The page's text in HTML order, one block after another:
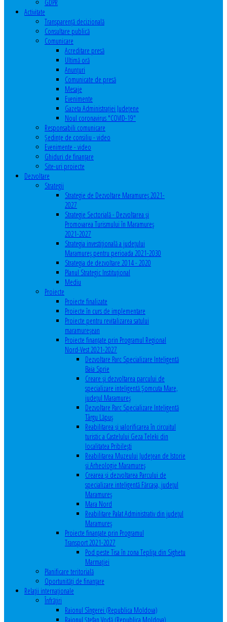
GDPR
Activitate
Transparenţă decizională
Consultare publică
Comunicare
Acreditare presă
Ultimă oră
Anunţuri
Comunicate de presă
Mesaje
Evenimente
Gazeta Administraţiei Judeţene
Noul coronavirus "COVID-19"
Responsabili comunicare
Şedinţe de consiliu - video
Evenimente - video
Ghiduri de finanţare
Site-uri proiecte
Dezvoltare
Strategii
Strategie de Dezvoltare Maramureș 2021-
2027
Strategie Sectorială - Dezvoltarea și
Promovarea Turismului în Maramureș
2021-2027
Strategia investiţională a județului
Maramureș pentru perioada 2021-2030
Strategia de dezvoltare 2014 - 2020
Planul Strategic Instituţional
Mediu
Proiecte
Proiecte finalizate
Proiecte în curs de implementare
Proiecte pentru revitalizarea satului
maramureşean
Proiecte finanțate prin Programul Regional
Nord-Vest 2021-2027
Dezvoltare Parc Specializare Inteligentă
Baia Sprie
Creare și dezvoltarea parcului de
specializare inteligentă Șomcuta Mare,
județul Maramureș
Dezvoltare Parc Specializare Inteligentă
Târgu Lăpuș
Reabilitarea și valorificarea în circuitul
turistic a Castelului Geza Teleki din
localitatea Pribilești
Reabilitarea Muzeului Județean de Istorie
și Arheologie Maramureș
Crearea și dezvoltarea Parcului de
specializare inteligentă Fărcașa, județul
Maramureș
Mara Nord
Reabilitare Palat Administrativ din județul
Maramureș
Proiecte finanțate prin Programul
Transport 2021-2027
Pod peste Tisa în zona Teplița din Sighetu
Marmației
Planificare teritorială
Oportunităţi de finanţare
Relaţii internaţionale
Înfrăţiri
Raionul Sîngerei (Republica Moldova)
Raionul Ștefan Vodă (Republica Moldova)